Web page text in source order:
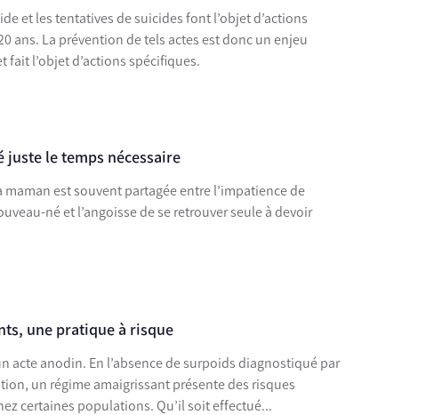
et les tentatives de suicides font l’objet d’actions
ans. La prévention de tels actes est donc un enjeu
fait l’objet d’actions spécifiques.
le temps nécessaire
maman est souvent partagée entre l’impatience de
né et l’angoisse de se retrouver seule à devoir
une pratique à risque
acte anodin. En l’absence de surpoids diagnostiqué par
un régime amaigrissant présente des risques
certaines populations. Qu’il soit effectué...